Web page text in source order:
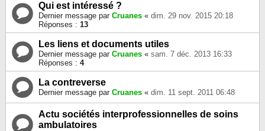
Qui est intéressé ?
Dernier message par Cruanes « dim. 29 nov. 2015 20:18
Réponses : 13
Les liens et documents utiles
Dernier message par Cruanes « sam. 7 déc. 2013 16:33
Réponses : 4
La contreverse
Dernier message par Cruanes « dim. 11 sept. 2011 06:48
Actu sociétés interprofessionnelles de soins
ambulatoires